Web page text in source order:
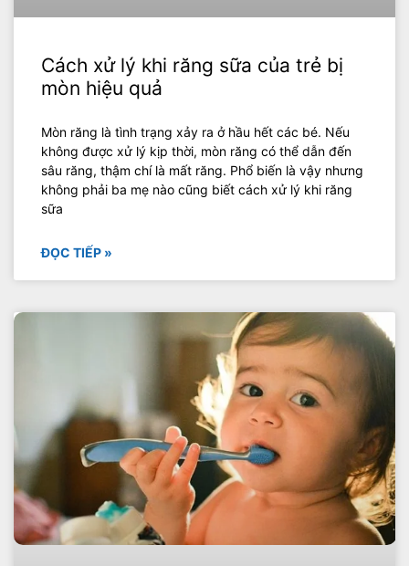
Cách xử lý khi răng sữa của trẻ bị
mòn hiệu quả
Mòn răng là tình trạng xảy ra ở hầu hết các bé. Nếu
không được xử lý kịp thời, mòn răng có thể dẫn đến
sâu răng, thậm chí là mất răng. Phổ biến là vậy nhưng
không phải ba mẹ nào cũng biết cách xử lý khi răng
sữa
ĐỌC TIẾP »